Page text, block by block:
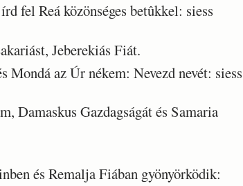
fel Reá közönséges betûkkel: siess
Jeberekiás Fiát.
Mondá az Úr nékem: Nevezd nevét: siess
Damaskus Gazdagságát és Samaria
és Remalja Fiában gyönyörködik: